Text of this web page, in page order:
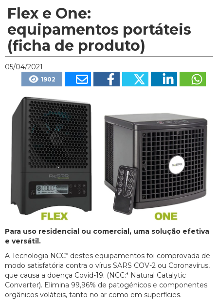
Flex e One:
equipamentos portáteis
(ficha de produto)
05/04/2021
1902
Para uso residencial ou comercial, uma solução efetiva
e versátil.
A Tecnologia NCC* destes equipamentos foi comprovada de
modo satisfatória contra o vírus SARS COV-2 ou Coronavírus,
que causa a doença Covid-19. (NCC:* Natural Catalytic
Converter). Elimina 99,96% de patogénicos e componentes
orgânicos voláteis, tanto no ar como em superfícies.